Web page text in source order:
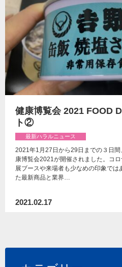
健康博覧会 2021 FOOD
ト②
最新ハラルニュース
2021年1月27日から29日までの３日
康博覧会2021が開催されました。コ
展ブースや来場者も少なめの印象では
た最新商品と業界…
2021.02.17